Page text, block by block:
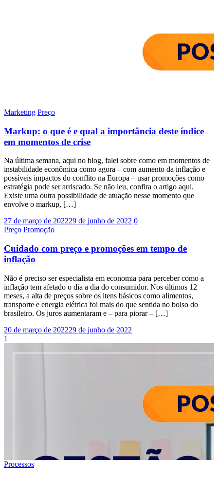
Marketing Preço
Markup: o que é e qual a importância deste índice
em momentos de crise
Na última semana, aqui no blog, falei sobre como em momentos de
instabilidade econômica como agora – com aumento da inflação e
possíveis impactos do conflito na Europa – usar promoções como
estratégia pode ser arriscado. Se não leu, confira o artigo aqui.
Existe uma outra possibilidade de atuação nesse momento que
envolve o markup, […]
27 de março de 202229 de junho de 2022 0
Preço Promoção
Cuidado com preço e promoções em tempo de
inflação
Não é preciso ser especialista em economia para perceber como a
inflação tem afetado o dia a dia do consumidor. Nos últimos 12
meses, a alta de preços sobre os itens básicos como alimentos,
transporte e energia elétrica foi mais do que sentida no bolso do
brasileiro. Os juros aumentaram e – para piorar – […]
20 de março de 202229 de junho de 2022
1
Processos